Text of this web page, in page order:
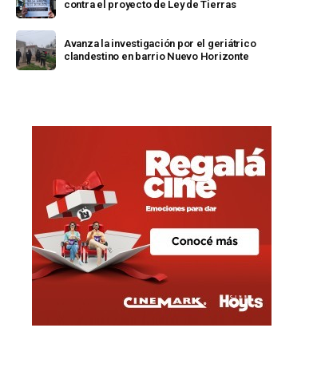
contra el proyecto de Ley de Tierras
Avanza la investigación por el geriátrico
clandestino en barrio Nuevo Horizonte